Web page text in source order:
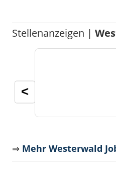
Stellenanzeigen |
<
⇒ Mehr Westerwald